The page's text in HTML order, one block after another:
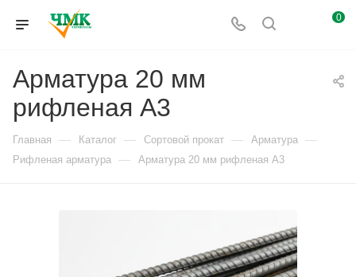
0
Арматура 20 мм
рифленая А3
Главная — Каталог — Сортовой прокат — Арматура —
Рифленая арматура — Арматура 20 мм рифленая А3